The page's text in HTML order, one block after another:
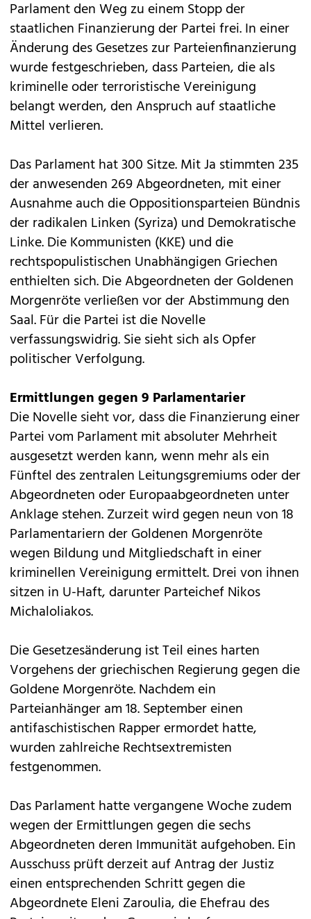
Parlament den Weg zu einem Stopp der
staatlichen Finanzierung der Partei frei. In einer
Änderung des Gesetzes zur Parteienfinanzierung
wurde festgeschrieben, dass Parteien, die als
kriminelle oder terroristische Vereinigung
belangt werden, den Anspruch auf staatliche
Mittel verlieren.
Das Parlament hat 300 Sitze. Mit Ja stimmten 235
der anwesenden 269 Abgeordneten, mit einer
Ausnahme auch die Oppositionsparteien Bündnis
der radikalen Linken (Syriza) und Demokratische
Linke. Die Kommunisten (KKE) und die
rechtspopulistischen Unabhängigen Griechen
enthielten sich. Die Abgeordneten der Goldenen
Morgenröte verließen vor der Abstimmung den
Saal. Für die Partei ist die Novelle
verfassungswidrig. Sie sieht sich als Opfer
politischer Verfolgung.
Ermittlungen gegen 9 Parlamentarier
Die Novelle sieht vor, dass die Finanzierung einer
Partei vom Parlament mit absoluter Mehrheit
ausgesetzt werden kann, wenn mehr als ein
Fünftel des zentralen Leitungsgremiums oder der
Abgeordneten oder Europaabgeordneten unter
Anklage stehen. Zurzeit wird gegen neun von 18
Parlamentariern der Goldenen Morgenröte
wegen Bildung und Mitgliedschaft in einer
kriminellen Vereinigung ermittelt. Drei von ihnen
sitzen in U-Haft, darunter Parteichef Nikos
Michaloliakos.
Die Gesetzesänderung ist Teil eines harten
Vorgehens der griechischen Regierung gegen die
Goldene Morgenröte. Nachdem ein
Parteianhänger am 18. September einen
antifaschistischen Rapper ermordet hatte,
wurden zahlreiche Rechtsextremisten
festgenommen.
Das Parlament hatte vergangene Woche zudem
wegen der Ermittlungen gegen die sechs
Abgeordneten deren Immunität aufgehoben. Ein
Ausschuss prüft derzeit auf Antrag der Justiz
einen entsprechenden Schritt gegen die
Abgeordnete Eleni Zaroulia, die Ehefrau des